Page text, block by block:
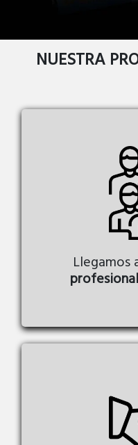
NUESTRA
Llegamos